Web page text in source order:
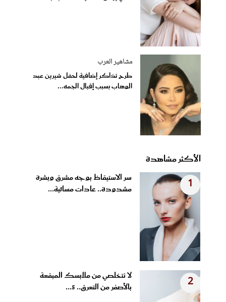
مشاهير العرب
طرح تذاكر إضافية لحفل شيرين عبد
الوهاب بسبب إقبال الجمه...
الأكثر مشاهدة
1
سر الاستيقاظ بوجه مشرق وبشرة
مشدودة.. عادات مسائية...
2
لا تتخلصي من ملابسك المبقعة
بالأصفر من التعرق.. 5...